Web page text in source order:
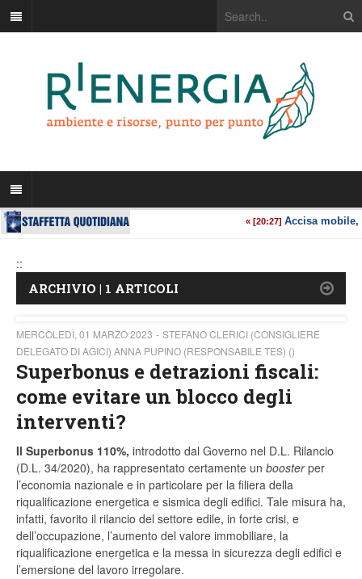
::
ARCHIVIO | 1 ARTICOLI
MERCOLEDÌ, 01 MARZO 2023
STEFANO CLERICI (CONSIGLIERE
DELEGATO DI AGICI) ANNA PUPINO (RESPONSABILE TES) ()
Superbonus e detrazioni fiscali:
come evitare un blocco degli
interventi?
Il Superbonus 110%, introdotto dal Governo nel D.L. Rilancio
(D.L. 34/2020), ha rappresentato certamente un boosterper
l’economia nazionale e in particolare per la filiera della
riqualificazione energetica e sismica degli edifici. Tale misura ha,
infatti, favorito il rilancio del settore edile, in forte crisi, e
dell’occupazione, l’aumento del valore immobiliare, la
riqualificazione energetica e la messa in sicurezza degli edifici e
l’emersione del lavoro irregolare.